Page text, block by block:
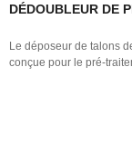
DÉDOUBLEUR DE
Le déposeur de talons
conçue pour le pré-